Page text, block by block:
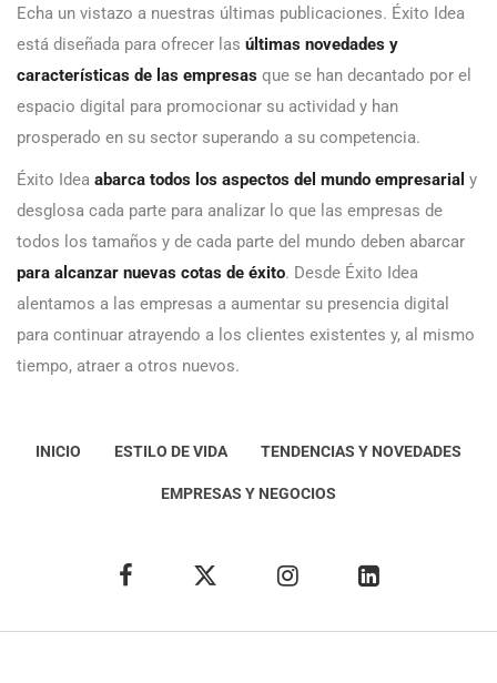
Echa un vistazo a nuestras últimas publicaciones. Éxito Idea
está diseñada para ofrecer las últimas novedades y
características de las empresas que se han decantado por el
espacio digital para promocionar su actividad y han
prosperado en su sector superando a su competencia.
Éxito Idea abarca todos los aspectos del mundo empresarial y
desglosa cada parte para analizar lo que las empresas de
todos los tamaños y de cada parte del mundo deben abarcar
para alcanzar nuevas cotas de éxito. Desde Éxito Idea
alentamos a las empresas a aumentar su presencia digital
para continuar atrayendo a los clientes existentes y, al mismo
tiempo, atraer a otros nuevos.
INICIO ESTILO DE VIDA TENDENCIAS Y NOVEDADES
EMPRESAS Y NEGOCIOS